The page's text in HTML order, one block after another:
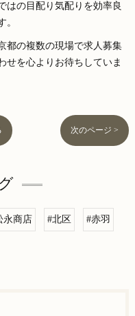
はの目配り気配りを効率良
。
都の複数の現場で求人募集
せを心よりお待ちしていま
次のページ >
永商店 #北区 #赤羽